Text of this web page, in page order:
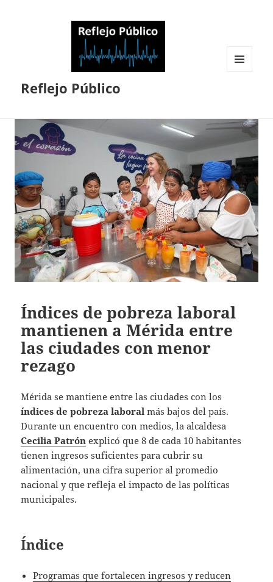
Reflejo Público
Índices de pobreza laboral
mantienen a Mérida entre
las ciudades con menor
rezago
Mérida se mantiene entre las ciudades con los
índices de pobreza laboral más bajos del país.
Durante un encuentro con medios, la alcaldesa
Cecilia Patrón explicó que 8 de cada 10 habitantes
tienen ingresos suficientes para cubrir su
alimentación, una cifra superior al promedio
nacional y que refleja el impacto de las políticas
municipales.
Índice
Programas que fortalecen ingresos y reducen